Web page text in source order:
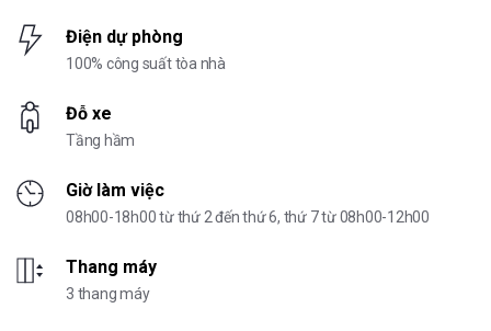
Điện dự phòng
100% công suất tòa nhà
Đỗ xe
Tầng hầm
Giờ làm việc
08h00-18h00 từ thứ 2 đến thứ 6, thứ 7 từ 08h00-12h00
Thang máy
3 thang máy